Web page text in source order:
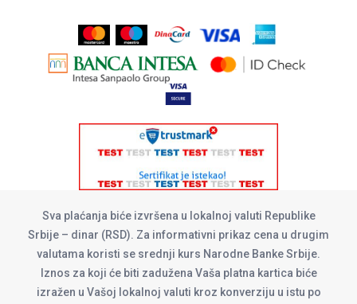
Sva plaćanja biće izvršena u lokalnoj valuti Republike
Srbije – dinar (RSD). Za informativni prikaz cena u drugim
valutama koristi se srednji kurs Narodne Banke Srbije.
Iznos za koji će biti zadužena Vaša platna kartica biće
izražen u Vašoj lokalnoj valuti kroz konverziju u istu po